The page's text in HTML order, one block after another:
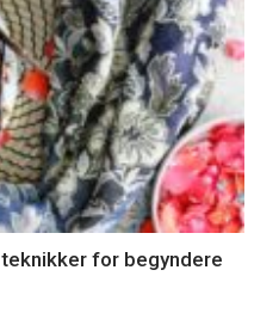
for begyndere